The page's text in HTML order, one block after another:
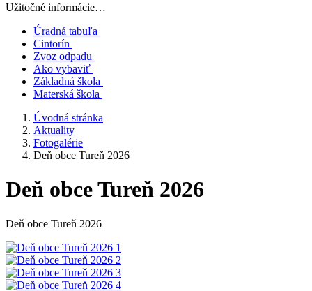
Užitočné informácie…
Úradná tabuľa
Cintorín
Zvoz odpadu
Ako vybaviť
Základná škola
Materská škola
Úvodná stránka
Aktuality
Fotogalérie
Deň obce Tureň 2026
Deň obce Tureň 2026
Deň obce Tureň 2026